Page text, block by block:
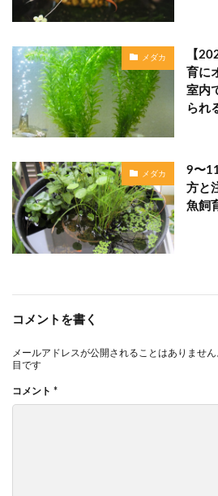
メダカ
【
育に
室内
られ
メダカ
9〜
方と
魚飼
コメントを書く
メールアドレスが公開されることはありません
目です
コメント *